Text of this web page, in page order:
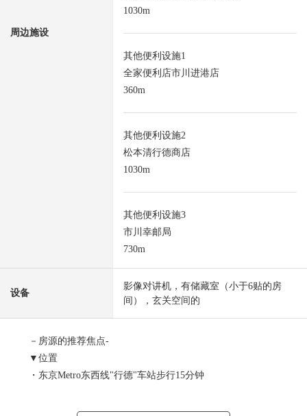
周边施设
1030m
其他便利设施1
全家便利店市川进港店
360m
其他便利设施2
松本清行德商店
1030m
其他便利设施3
市川幸邮局
730m
设备
影像对讲机，有储藏室（小于6贴的房
间），玄关空间的
－房源的推荐焦点-
▼位置
・东京Metro东西线"行德"车站步行15分钟
・近邻商业设施丰富，在生活环境优秀的住宅地